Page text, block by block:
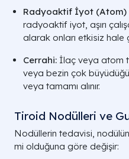
Radyoaktif İyot (Atom)
radyoaktif iyot, aşırı
alarak onları etkisiz hale
Cerrahi: İlaç veya atom
veya bezin çok
veya tamamı alınır.
Tiroid Nodülleri ve
Nodüllerin tedavisi,
mi olduğuna göre değişir: